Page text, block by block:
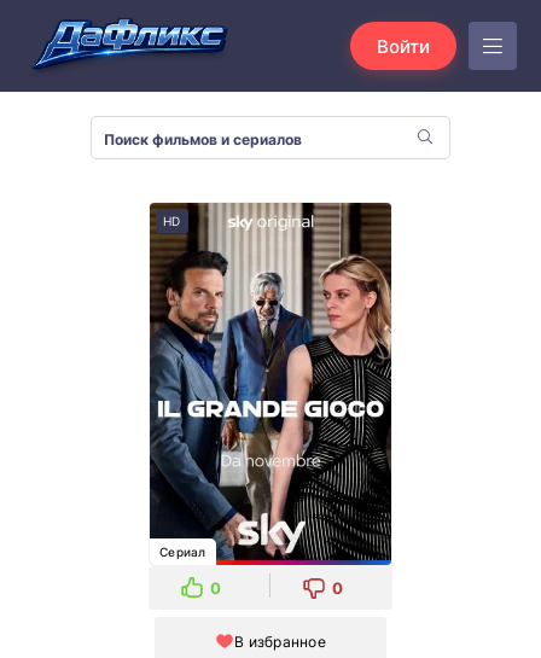
Войти
HD
Сериал
0 0
В избранное